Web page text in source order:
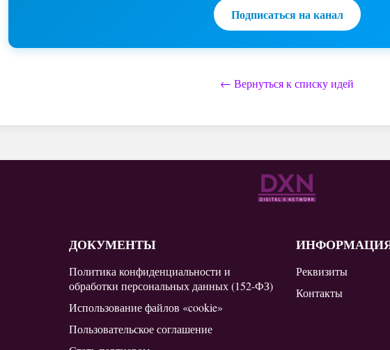
Подписаться на канал
← Вернуться к списку идей
ДОКУМЕНТЫ
Политика конфиденциальности и
обработки персональных данных (152-ФЗ)
Использование файлов «cookie»
Пользовательское соглашение
Реквизиты
Контакты